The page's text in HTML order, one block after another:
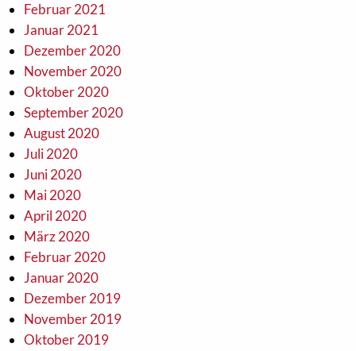
Februar 2021
Januar 2021
Dezember 2020
November 2020
Oktober 2020
September 2020
August 2020
Juli 2020
Juni 2020
Mai 2020
April 2020
März 2020
Februar 2020
Januar 2020
Dezember 2019
November 2019
Oktober 2019